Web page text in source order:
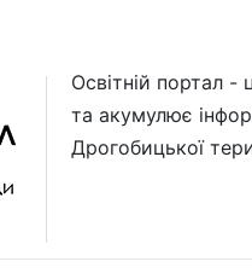
Освітній портал -
та акумулює
Дрогобицької